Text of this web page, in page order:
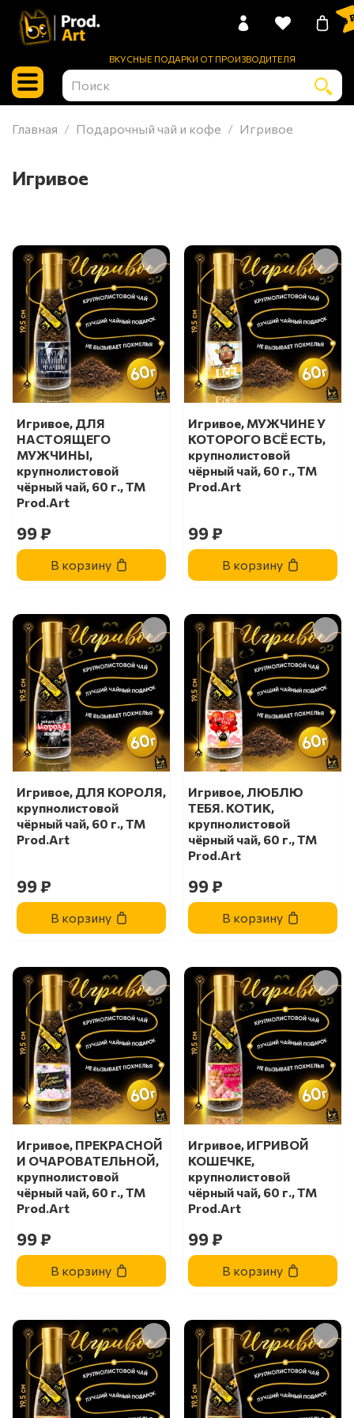
ВКУСНЫЕ ПОДАРКИ ОТ ПРОИЗВОДИТЕЛЯ
0
Главная Подарочный чай и кофе Игривое
Игривое
Игривое, ДЛЯ
НАСТОЯЩЕГО
МУЖЧИНЫ,
крупнолистовой
чёрный чай, 60 г., TM
Prod.Art
99 ₽
В корзину
Игривое, МУЖЧИНЕ У
КОТОРОГО ВСЁ ЕСТЬ,
крупнолистовой
чёрный чай, 60 г., TM
Prod.Art
99 ₽
В корзину
Игривое, ДЛЯ КОРОЛЯ,
крупнолистовой
чёрный чай, 60 г., TM
Prod.Art
99 ₽
В корзину
Игривое, ЛЮБЛЮ
ТЕБЯ. КОТИК,
крупнолистовой
чёрный чай, 60 г., TM
Prod.Art
99 ₽
В корзину
Игривое, ПРЕКРАСНОЙ
И ОЧАРОВАТЕЛЬНОЙ,
крупнолистовой
чёрный чай, 60 г., TM
Prod.Art
99 ₽
В корзину
Игривое, ИГРИВОЙ
КОШЕЧКЕ,
крупнолистовой
чёрный чай, 60 г., TM
Prod.Art
99 ₽
В корзину